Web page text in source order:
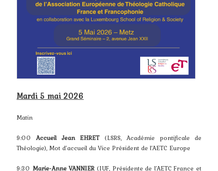
Mardi 5 mai 2026
Matin
9:00Accueil Jean EHRET(LSRS, Académie pontificale de
Théologie), Mot d’accueil du Vice Président de l’AETC Europe
9:30 Marie-Anne VANNIER(IUF, Présidente de l’AETC France et